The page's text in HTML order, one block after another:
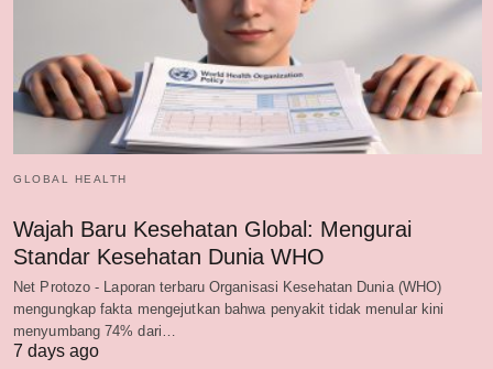
GLOBAL HEALTH
Wajah Baru Kesehatan Global: Mengurai
Standar Kesehatan Dunia WHO
Net Protozo - Laporan terbaru Organisasi Kesehatan Dunia (WHO)
mengungkap fakta mengejutkan bahwa penyakit tidak menular kini
menyumbang 74% dari…
7 days ago